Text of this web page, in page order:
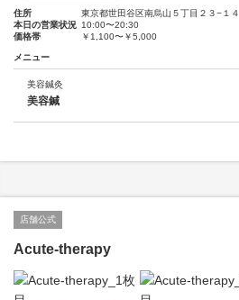
住所
東京都世田谷区南烏山５丁目２３−１４
本日の営業状況 10:00〜20:30
価格帯
￥1,100〜￥5,000
メニュー
美容鍼灸
美容鍼
店舗公式
Acute-therapy